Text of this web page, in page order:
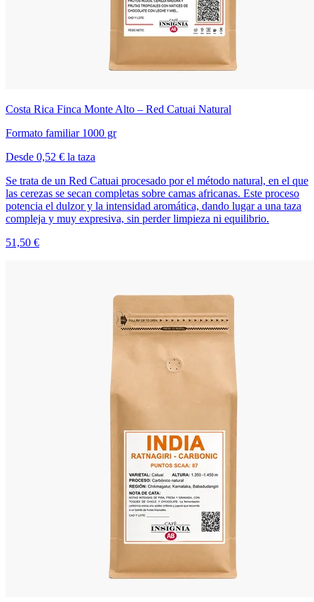
Costa Rica Finca Monte Alto – Red Catuai Natural
Formato familiar 1000 gr
Desde 0,52 € la taza
Se trata de un Red Catuai procesado por el método natural, en el que
las cerezas se secan completas sobre camas africanas. Este proceso
potencia el dulzor y la intensidad aromática, dando lugar a una taza
compleja y muy expresiva, sin perder limpieza ni equilibrio.
51,50 €